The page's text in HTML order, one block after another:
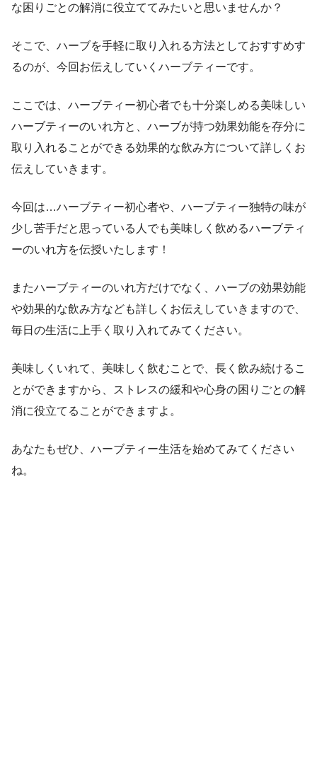
な困りごとの解消に役立ててみたいと思いませんか？
そこで、ハーブを手軽に取り入れる方法としておすすめす
るのが、今回お伝えしていくハーブティーです。
ここでは、ハーブティー初心者でも十分楽しめる美味しい
ハーブティーのいれ方と、ハーブが持つ効果効能を存分に
取り入れることができる効果的な飲み方について詳しくお
伝えしていきます。
今回は…ハーブティー初心者や、ハーブティー独特の味が
少し苦手だと思っている人でも美味しく飲めるハーブティ
ーのいれ方を伝授いたします！
またハーブティーのいれ方だけでなく、ハーブの効果効能
や効果的な飲み方なども詳しくお伝えしていきますので、
毎日の生活に上手く取り入れてみてください。
美味しくいれて、美味しく飲むことで、長く飲み続けるこ
とができますから、ストレスの緩和や心身の困りごとの解
消に役立てることができますよ。
あなたもぜひ、ハーブティー生活を始めてみてください
ね。